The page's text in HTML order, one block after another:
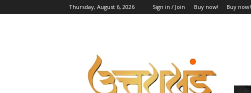
Thursday, August 6, 2026 Sign in / Join Buy now! Buy now!